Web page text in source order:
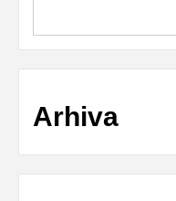
Arhiva